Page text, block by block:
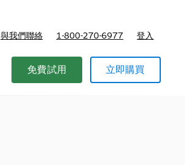
與我們聯絡 1-800-270-6977 登入
免費試用 立即購買